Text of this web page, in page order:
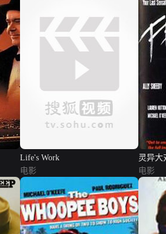
Life's Work
电影
灵异大
电影